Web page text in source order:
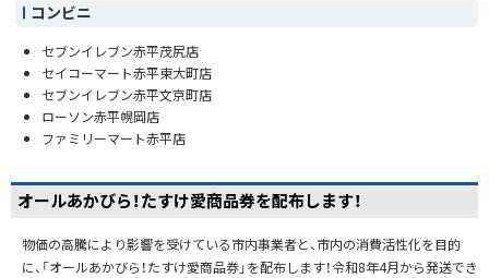
コンビニ
セブンイレブン赤平茂尻店
セイコーマート赤平東大町店
セブンイレブン赤平文京町店
ローソン赤平幌岡店
ファミリーマート赤平店
オールあかびら！たすけ愛商品券を配布します！
物価の高騰により影響を受けている市内事業者と、市内の消費活性化を目的
に、「オールあかびら！たすけ愛商品券」を配布します！令和8年4月から発送でき